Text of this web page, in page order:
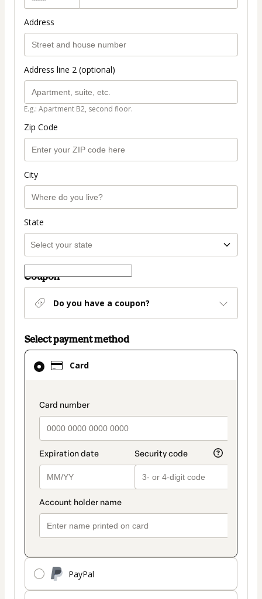
Address
Address line 2 (optional)
E.g.: Apartment B2, second floor.
Zip Code
City
State
Coupon
Do you have a coupon?
Select payment method
Card
payment_data.section_title_v2
PayPal
Card
selected
method